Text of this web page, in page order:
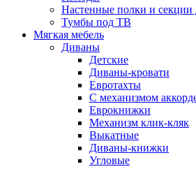
Настенные полки и секции
Тумбы под ТВ
Мягкая мебель
Диваны
Детские
Диваны-кровати
Евротахты
С механизмом
Еврокнижки
Механизм клик-кляк
Выкатные
Диваны-книжки
Угловые